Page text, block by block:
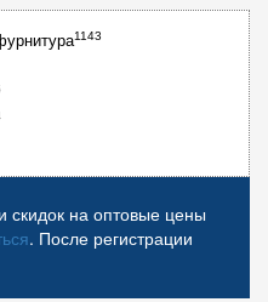
1143
скидок на оптовые цены
. После регистрации